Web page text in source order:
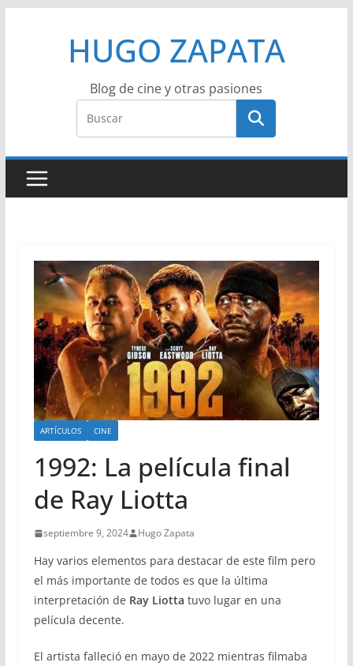
HUGO ZAPATA
Blog de cine y otras pasiones
ARTÍCULOS CINE
1992: La película final
de Ray Liotta
septiembre 9, 2024 Hugo Zapata
Hay varios elementos para destacar de este film pero
el más importante de todos es que la última
interpretación de Ray Liotta tuvo lugar en una
película decente.
El artista falleció en mayo de 2022 mientras filmaba